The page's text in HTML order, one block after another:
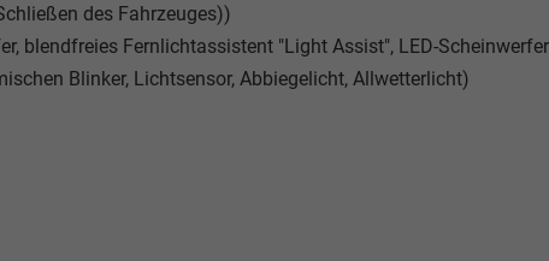
des Fahrzeuges))
blendfreies Fernlichtassistent "Light Assist", LED-Scheinwerfer
Blinker, Lichtsensor, Abbiegelicht, Allwetterlicht)